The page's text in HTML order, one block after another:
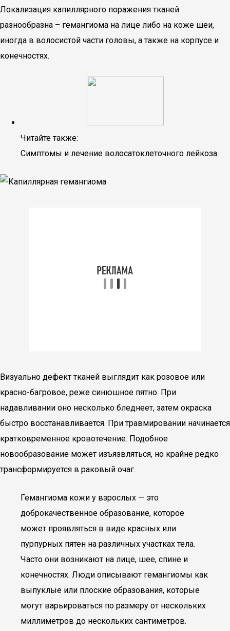
Локализация капиллярного поражения тканей
разнообразна – гемангиома на лице либо на коже шеи,
иногда в волосистой части головы, а также на корпусе и
конечностях.
Читайте также:
Симптомы и лечение волосатоклеточного лейкоза
Визуально дефект тканей выглядит как розовое или
красно-багровое, реже синюшное пятно. При
надавливании оно несколько бледнеет, затем окраска
быстро восстанавливается. При травмировании начинается
кратковременное кровотечение. Подобное
новообразование может изъязвляться, но крайне редко
трансформируется в раковый очаг.
Гемангиома кожи у взрослых — это
доброкачественное образование, которое
может проявляться в виде красных или
пурпурных пятен на различных участках тела.
Часто они возникают на лице, шее, спине и
конечностях. Люди описывают гемангиомы как
выпуклые или плоские образования, которые
могут варьироваться по размеру от нескольких
миллиметров до нескольких сантиметров.